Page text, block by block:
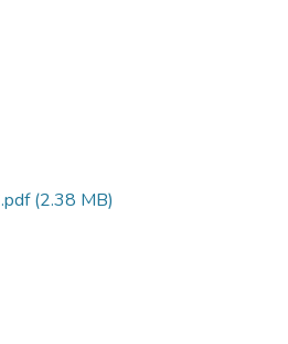
(2.38 MB)